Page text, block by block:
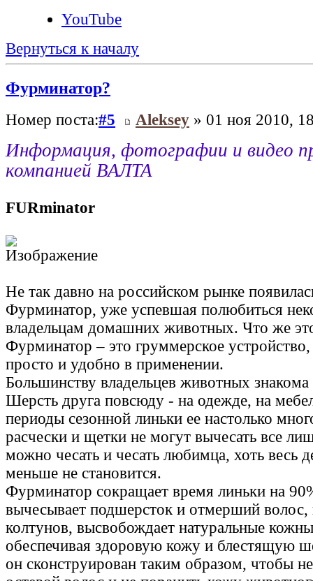
YouTube
Вернуться к началу
Фурминатор?
Номер поста:#5 Aleksey » 01 ноя 2010,
Информация, фотографии и видео
компанией ВАЛТА
FURminator
Не так давно на российском рынке
Фурминатор, уже успевшая полюбиться
владельцам домашних животных. Что же
Фурминатор – это груммерское устройство,
просто и удобно в применении.
Большинству владельцев животных
Шерсть друга повсюду - на одежде, на
периоды сезонной линьки ее настолько
расчески и щетки не могут вычесать все
можно чесать и чесать любимца, хоть весь
меньше не становится.
Фурминатор сокращает время линьки на
вычесывает подшерсток и отмерший волос,
колтунов, высвобождает натуральные
обеспечивая здоровую кожу и блестящую
он сконструирован таким образом, чтобы